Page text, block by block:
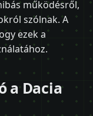
működésről,
szólnak. A
ezek a
a Dacia